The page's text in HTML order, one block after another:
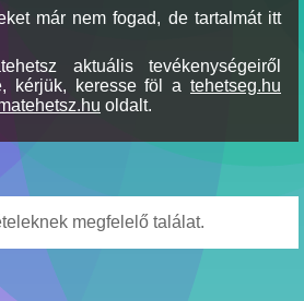
már nem fogad, de tartalmát itt
aktuális tevékenységeiről
kérjük, keresse föl a tehetseg.hu
oldalt.
megfelelő találat.